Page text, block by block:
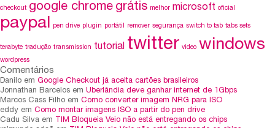
checkout google chrome grátis melhor microsoft oficial
paypal pen drive plugin portátil remover segurança switch to tab tabs sets
terabyte tradução transmission tutorial twitter video windows
wordpress
Comentários
Danilo em Google Checkout já aceita cartões brasileiros
Jonnathan Barcelos em Uberlândia deve ganhar internet de 1Gbps
Marcos Cass Filho em Como converter imagem NRG para ISO
eddy em Como montar imagens ISO a partir do pen drive
Cadu Silva em
TIM Bloqueia Veio não está entregando os chips